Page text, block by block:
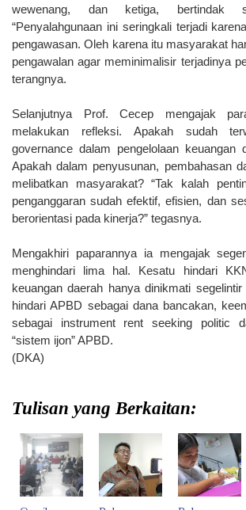
wewenang, dan ketiga, bertindak
“Penyalahgunaan ini seringkali terjadi
pengawasan. Oleh karena itu masyarakat
pengawalan agar meminimalisir terjadinya
terangnya.
Selanjutnya Prof. Cecep mengajak
melakukan refleksi. Apakah sudah
governance dalam pengelolaan keuangan
Apakah dalam penyusunan, pembahasan
melibatkan masyarakat? “Tak kalah
penganggaran sudah efektif, efisien, dan
berorientasi pada kinerja?” tegasnya.
Mengakhiri paparannya ia mengajak
menghindari lima hal. Kesatu hindari
keuangan daerah hanya dinikmati
hindari APBD sebagai dana bancakan,
sebagai instrument rent seeking politic
“sistem ijon” APBD.
(DKA)
Tulisan yang Berkaitan: